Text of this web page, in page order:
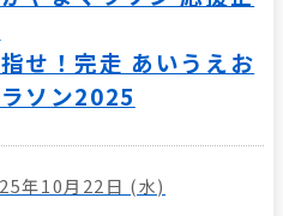
せ！完走 あいうえお
ソン2025
年10月22日 (水)